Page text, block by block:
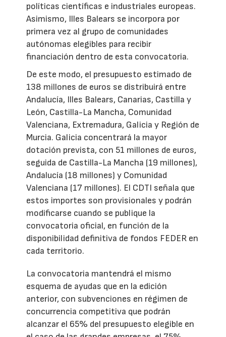
políticas científicas e industriales europeas.
Asimismo, Illes Balears se incorpora por
primera vez al grupo de comunidades
autónomas elegibles para recibir
financiación dentro de esta convocatoria.
De este modo, el presupuesto estimado de
138 millones de euros se distribuirá entre
Andalucía, Illes Balears, Canarias, Castilla y
León, Castilla-La Mancha, Comunidad
Valenciana, Extremadura, Galicia y Región de
Murcia. Galicia concentrará la mayor
dotación prevista, con 51 millones de euros,
seguida de Castilla-La Mancha (19 millones),
Andalucía (18 millones) y Comunidad
Valenciana (17 millones). El CDTI señala que
estos importes son provisionales y podrán
modificarse cuando se publique la
convocatoria oficial, en función de la
disponibilidad definitiva de fondos FEDER en
cada territorio.
La convocatoria mantendrá el mismo
esquema de ayudas que en la edición
anterior, con subvenciones en régimen de
concurrencia competitiva que podrán
alcanzar el 65% del presupuesto elegible en